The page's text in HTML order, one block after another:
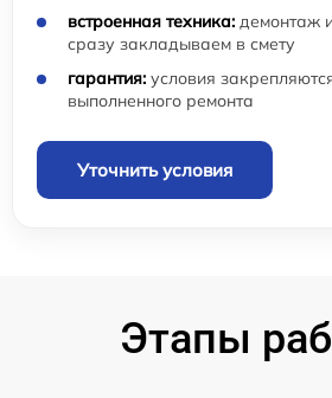
встроенная техника: демонтаж
сразу закладываем в смету
гарантия: условия
выполненного ремонта
Уточнить условия
Этапы